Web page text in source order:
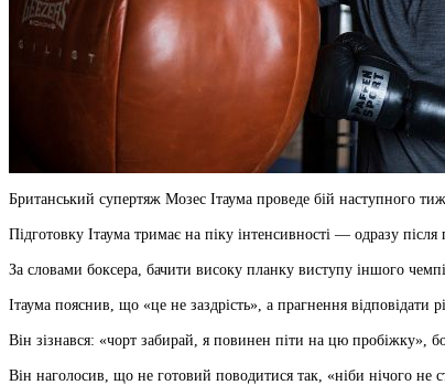
Британський супертяж Мозес Ітаума проведе бій наступного
Підготовку Ітаума тримає на піку інтенсивності — одразу
За словами боксера, бачити високу планку виступу іншого
Ітаума пояснив, що «це не заздрість», а прагнення
Він зізнався: «чорт забирай, я повинен піти на цю пробіжку»,
Він наголосив, що не готовий поводитися так, «ніби нічого не